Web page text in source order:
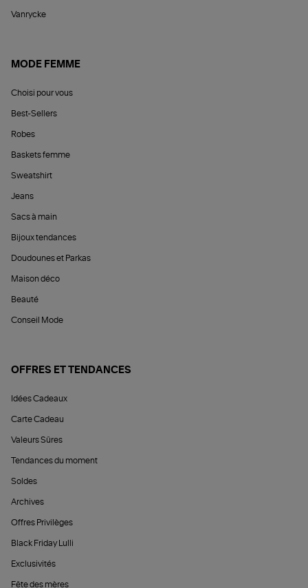
Vanrycke
MODE FEMME
Choisi pour vous
Best-Sellers
Robes
Baskets femme
Sweatshirt
Jeans
Sacs à main
Bijoux tendances
Doudounes et Parkas
Maison déco
Beauté
Conseil Mode
OFFRES ET TENDANCES
Idées Cadeaux
Carte Cadeau
Valeurs Sûres
Tendances du moment
Soldes
Archives
Offres Privilèges
Black Friday Lulli
Exclusivités
Fête des mères